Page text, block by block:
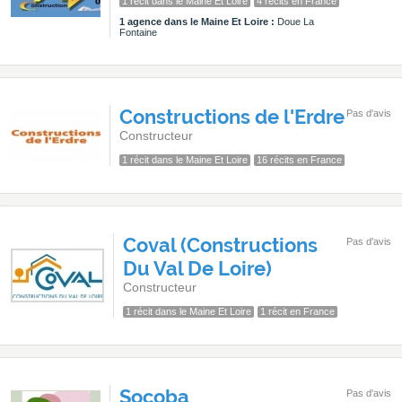
1 agence dans le Maine Et Loire : Doue La
Fontaine
Constructions de l'Erdre
Constructeur
1 récit dans le Maine Et Loire 16 récits en France
Pas d'avis
Coval (Constructions
Du Val De Loire)
Constructeur
1 récit dans le Maine Et Loire 1 récit en France
Pas d'avis
Socoba Pas d'avis